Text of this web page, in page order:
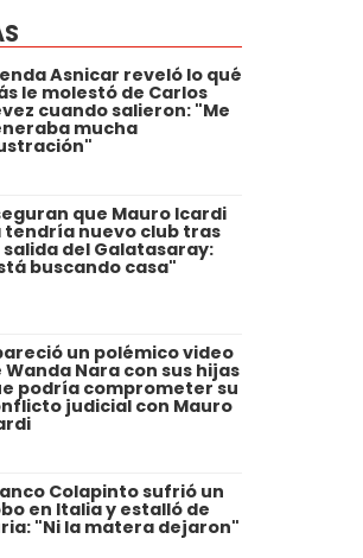
Asnicar reveló lo qué
le molestó de Carlos
cuando salieron: "Me
mucha
que Mauro Icardi
tendría nuevo club tras
salida del Galatasaray:
buscando casa"
un polémico video
Wanda Nara con sus hijas
podría comprometer su
judicial con Mauro
Colapinto sufrió un
en Italia y estalló de
"Ni la matera dejaron"